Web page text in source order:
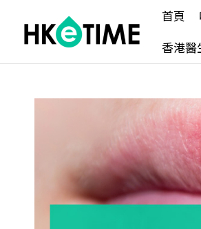
content
首頁
香港醫